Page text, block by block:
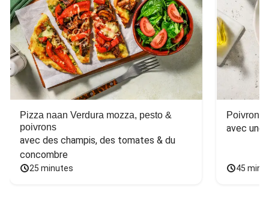
Pizza naan Verdura mozza, pesto &
poivrons
avec des champis, des tomates & du
concombre
25 minutes
Poivron
avec une
45